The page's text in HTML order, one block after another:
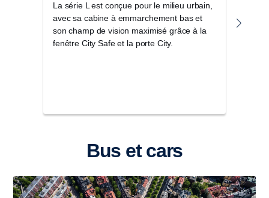
La série L est conçue pour le milieu urbain,
avec sa cabine à emmarchement bas et
son champ de vision maximisé grâce à la
fenêtre City Safe et la porte City.
Bus et cars